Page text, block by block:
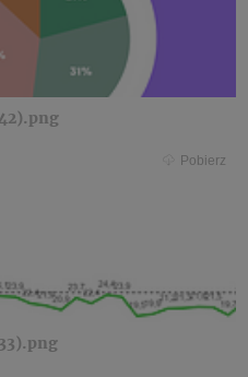
Pobierz